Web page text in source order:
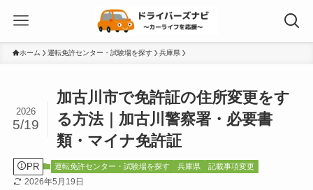
ホーム 運転免許センター・試験場を探す 兵庫県
加古川市で免許証の住所変更をす
る方法｜加古川警察署・必要書
類・マイナ免許証
2026
5/19
PR 運転免許センター・試験場を探す 兵庫県 記載事項変更
2026年5月19日